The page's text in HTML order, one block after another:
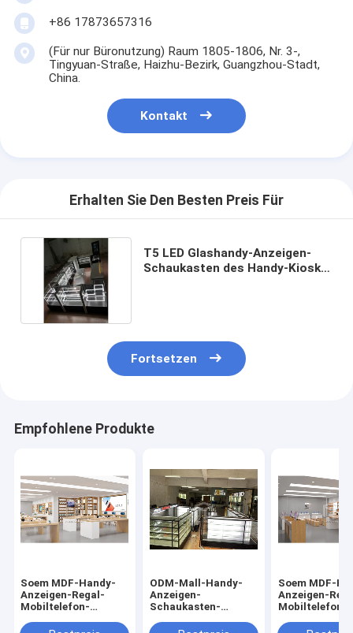
+86 17873657316
(Für nur Büronutzung) Raum 1805-1806, Nr. 3-,
Tingyuan-Straße, Haizhu-Bezirk, Guangzhou-Stadt,
China.
Kontakt
Erhalten Sie Den Besten Preis Für
T5 LED Glashandy-Anzeigen-
Schaukasten des Handy-Kiosk-
Fortsetzen
Empfohlene Produkte
Soem MDF-Handy-
Anzeigen-Regal-
Mobiltelefon-
Entwurf
ODM-Mall-Handy-
Anzeigen-
Schaukasten-
Kiosk
Soem MDF-
Anzeigen-
Mobiltelefon-